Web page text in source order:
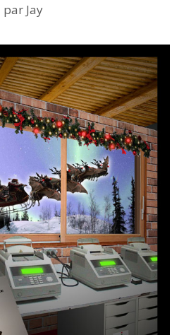
par Jay